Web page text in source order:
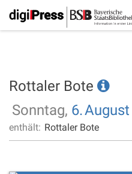
Rottaler Bote
Sonntag, 6.August
enthält: Rottaler Bote